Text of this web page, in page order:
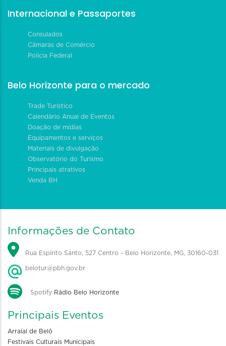
Internacional e Passaportes
Consulados
Câmaras de Comércio
Polícia Federal
Belo Horizonte para o mercado
Trade Turístico
Calendário Anual de Eventos
Doação de mídias
Equipamentos e serviços
Materiais de divulgação
Observatório do Turismo
Principais atrativos
Venda BH
Informações de Contato
Rua Espírito Santo, 527 Centro - Belo Horizonte, MG, 30160-031
belotur@pbh.gov.br
Spotify Rádio Belo Horizonte
Principais Eventos
Arraial de Belô
Festivais Culturais Municipais